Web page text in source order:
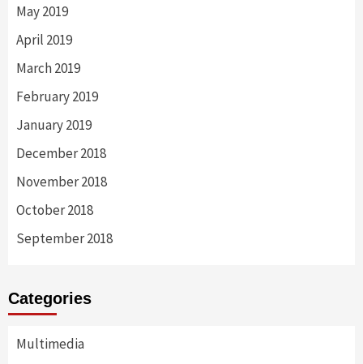
May 2019
April 2019
March 2019
February 2019
January 2019
December 2018
November 2018
October 2018
September 2018
Categories
Multimedia